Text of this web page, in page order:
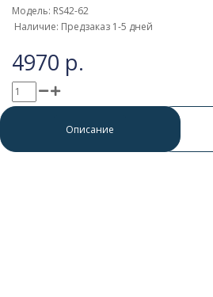
Модель: RS42-62
Наличие: Предзаказ 1-5 дней
4970 р.
Написать отзыв
Описание